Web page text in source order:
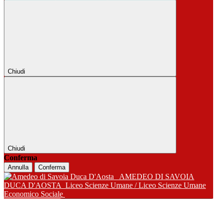
Chiudi
Chiudi
Conferma
Annulla Conferma
AMEDEO DI SAVOIA
DUCA D'AOSTA Liceo Scienze Umane / Liceo Scienze Umane
Economico Sociale